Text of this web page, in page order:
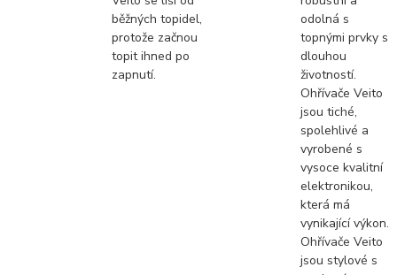
běžných topidel,
protože začnou
topit ihned po
zapnutí.
odolná s
topnými prvky s
dlouhou
životností.
Ohřívače Veito
jsou tiché,
spolehlivé a
vyrobené s
vysoce kvalitní
elektronikou,
která má
vynikající výkon.
Ohřívače Veito
jsou stylové s